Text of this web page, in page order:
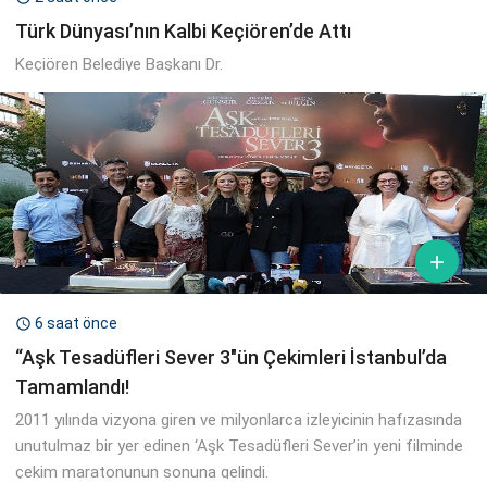
Türk Dünyası’nın Kalbi Keçiören’de Attı
Keçiören Belediye Başkanı Dr.

 6 saat önce
“Aşk Tesadüfleri Sever 3″ün Çekimleri İstanbul’da
Tamamlandı!
2011 yılında vizyona giren ve milyonlarca izleyicinin hafızasında
unutulmaz bir yer edinen ‘Aşk Tesadüfleri Sever’in yeni filminde
çekim maratonunun sonuna gelindi.